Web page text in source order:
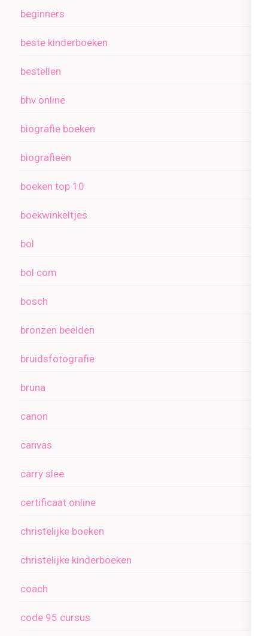
beginners
beste kinderboeken
bestellen
bhv online
biografie boeken
biografieën
boeken top 10
boekwinkeltjes
bol
bol com
bosch
bronzen beelden
bruidsfotografie
bruna
canon
canvas
carry slee
certificaat online
christelijke boeken
christelijke kinderboeken
coach
code 95 cursus